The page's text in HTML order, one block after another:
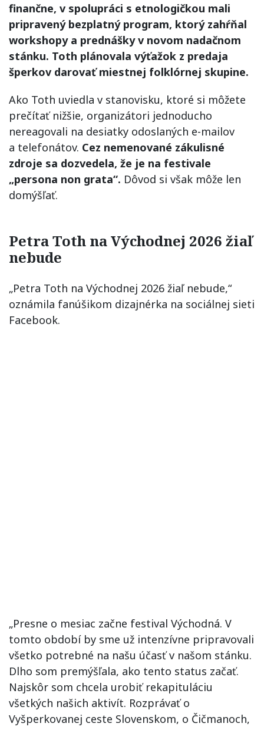
finančne, v spolupráci s etnologičkou mali
pripravený bezplatný program, ktorý zahŕňal
workshopy a prednášky v novom nadačnom
stánku. Toth plánovala výťažok z predaja
šperkov darovať miestnej folklórnej skupine.
Ako Toth uviedla v stanovisku, ktoré si môžete
prečítať nižšie, organizátori jednoducho
nereagovali na desiatky odoslaných e-mailov
a telefonátov. Cez nemenované zákulisné
zdroje sa dozvedela, že je na festivale
„persona non grata“. Dôvod si však môže len
domýšľať.
Petra Toth na Východnej 2026 žiaľ
nebude
„Petra Toth na Východnej 2026 žiaľ nebude,“
oznámila fanúšikom dizajnérka na sociálnej sieti
Facebook.
„Presne o mesiac začne festival Východná. V
tomto období by sme už intenzívne pripravovali
všetko potrebné na našu účasť v našom stánku.
Dlho som premýšľala, ako tento status začať.
Najskôr som chcela urobiť rekapituláciu
všetkých našich aktivít. Rozprávať o
Vyšperkovanej ceste Slovenskom, o Čičmanoch,